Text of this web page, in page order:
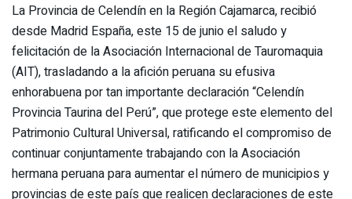
La Provincia de Celendín en la Región Cajamarca, recibió
desde Madrid España, este 15 de junio el saludo y
felicitación de la Asociación Internacional de Tauromaquia
(AIT), trasladando a la afición peruana su efusiva
enhorabuena por tan importante declaración “Celendín
Provincia Taurina del Perú”, que protege este elemento del
Patrimonio Cultural Universal, ratificando el compromiso de
continuar conjuntamente trabajando con la Asociación
hermana peruana para aumentar el número de municipios y
provincias de este país que realicen declaraciones de este